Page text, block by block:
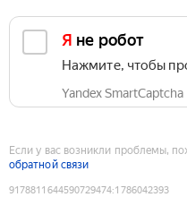
Я не робот
Нажмите, чтобы
Yandex SmartCaptcha
Если у вас возникли проблемы,
обратной связи
9178811644590729474:1786042393